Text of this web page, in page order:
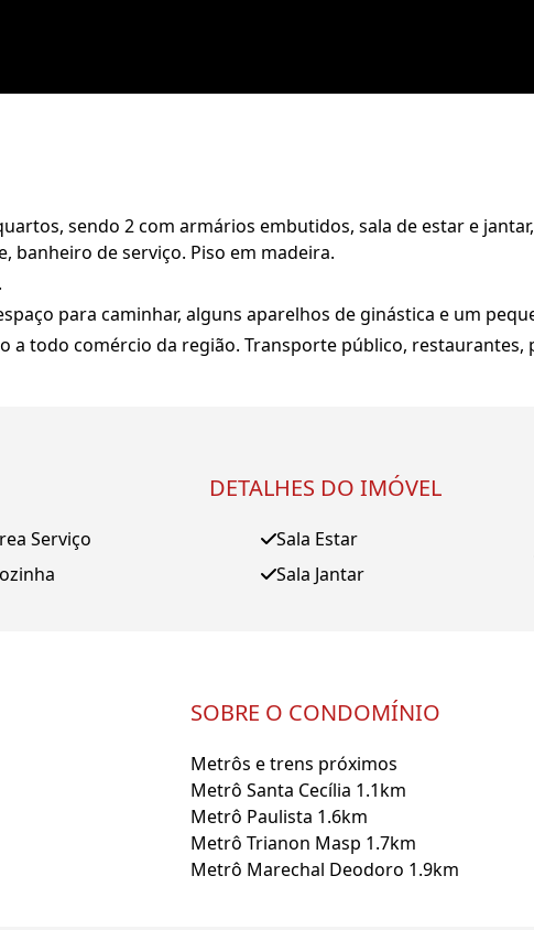
sendo 2 com armários embutidos, sala de estar e
banheiro de serviço. Piso em madeira.
para caminhar, alguns aparelhos de ginástica e um
a todo comércio da região. Transporte público, restaurantes,
DETALHES DO IMÓVEL
Serviço
Sala Estar
Sala Jantar
SOBRE O CONDOMÍNIO
Metrôs e trens próximos
Metrô Santa Cecília 1.1km
Metrô Paulista 1.6km
Metrô Trianon Masp 1.7km
Metrô Marechal Deodoro 1.9km